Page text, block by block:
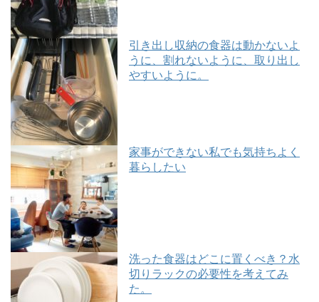
引き出し収納の食器は動かないよ
うに、割れないように、取り出し
やすいように。
家事ができない私でも気持ちよく
暮らしたい
洗った食器はどこに置くべき？水
切りラックの必要性を考えてみ
た。